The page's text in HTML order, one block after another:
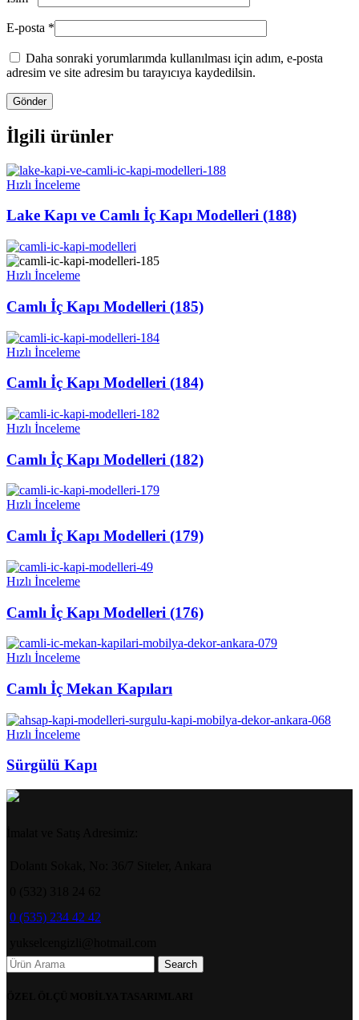
E-posta *
Daha sonraki yorumlarımda kullanılması için adım, e-posta
adresim ve site adresim bu tarayıcıya kaydedilsin.
İlgili ürünler
Hızlı İnceleme
Lake Kapı ve Camlı İç Kapı Modelleri (188)
Hızlı İnceleme
Camlı İç Kapı Modelleri (185)
Hızlı İnceleme
Camlı İç Kapı Modelleri (184)
Hızlı İnceleme
Camlı İç Kapı Modelleri (182)
Hızlı İnceleme
Camlı İç Kapı Modelleri (179)
Hızlı İnceleme
Camlı İç Kapı Modelleri (176)
Hızlı İnceleme
Camlı İç Mekan Kapıları
Hızlı İnceleme
Sürgülü Kapı
0 (535) 234 42 42
Search